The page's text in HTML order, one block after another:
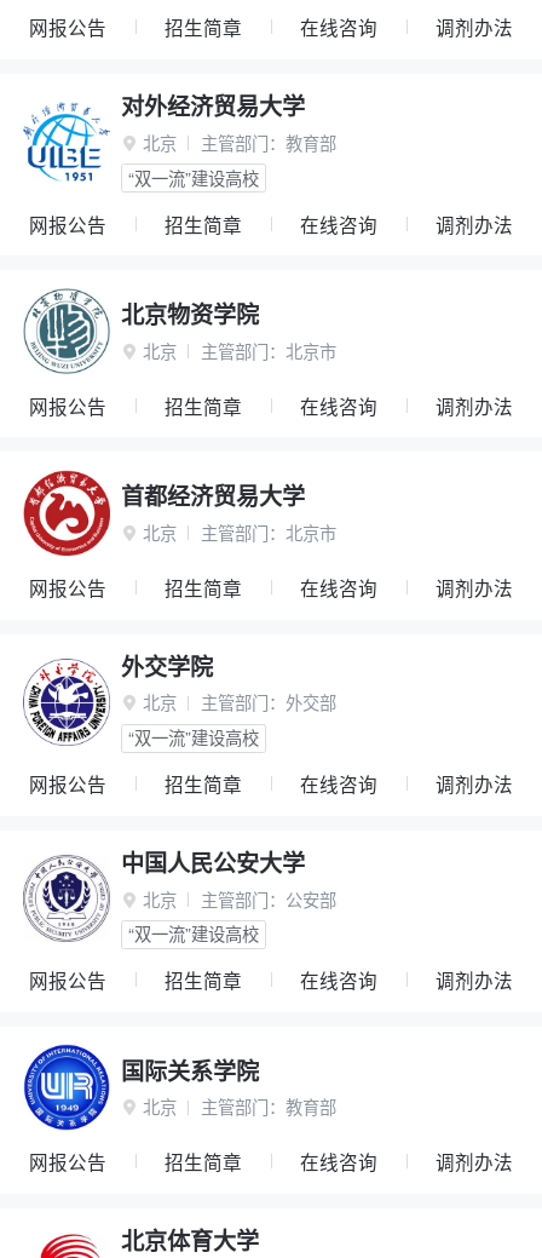
网报公告 招生简章 在线咨询 调剂办法
对外经济贸易大学
 北京 主管部门： 教育部
“双一流”建设高校
网报公告 招生简章 在线咨询 调剂办法
北京物资学院
 北京 主管部门： 北京市
网报公告 招生简章 在线咨询 调剂办法
首都经济贸易大学
 北京 主管部门： 北京市
网报公告 招生简章 在线咨询 调剂办法
外交学院
 北京 主管部门： 外交部
“双一流”建设高校
网报公告 招生简章 在线咨询 调剂办法
中国人民公安大学
 北京 主管部门： 公安部
“双一流”建设高校
网报公告 招生简章 在线咨询 调剂办法
国际关系学院
 北京 主管部门： 教育部
网报公告 招生简章 在线咨询 调剂办法
北京体育大学